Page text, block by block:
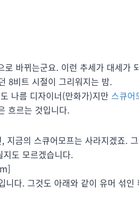
바뀌는군요. 이런 추세가 대세가
8비트 시절이 그리워지는 밤.
나름 디자이너(만화가)지만 스큐어
흐르는 것입니다.
금의 스큐어모프는 사라지겠죠.
도 모르겠습니다.
다. 그것도 아래와 같이 유머 섞인